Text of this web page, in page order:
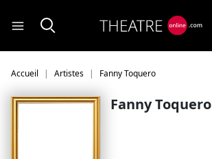
Accueil Artistes Fanny Toquero
Fanny Toquero